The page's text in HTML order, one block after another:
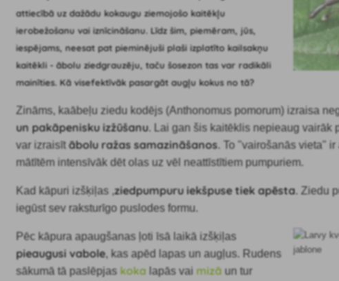
attiecībā uz dažādu kokaugu ziemojošo kaitēkļu
ierobežošanu vai iznīcināšanu. Līdz šim, piemēram, jūs,
iespējams, neesat pat pieminējuši plaši izplatīto kailsakņu
kaitēkli - ābolu ziedgrauzēju, taču šosezon tas var radikāli
mainīties. Kā visefektīvāk pasargāt augļu kokus no tā?
Zināms, kaābeļu ziedu kodējs(Anthonomus pomorum) izraisa
un pakāpenisku izžūšanu. Lai gan šis kaitēklis nepieaug vairāk
var izraisītābolu ražas samazināšanos. To "vairošanās vieta"
mātītēm intensīvāk dēt olas uz vēl neattīstītiem pumpuriem.
Kad kāpuri izšķiļas ,ziedpumpuru iekšpuse tiek apēsta. Ziedu
iegūst sev raksturīgo puslodes formu.
Pēc kāpura apaugšanas ļoti īsā laikā izšķiļas
pieaugusi vabole, kas apēd lapas un augļus. Rudens
sākumā tā paslēpjas koka lapās vaimizā un tur